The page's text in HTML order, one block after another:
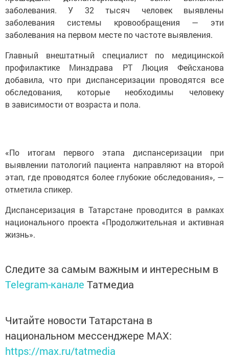
заболевания. У 32 тысяч человек выявлены
заболевания системы кровообращения — эти
заболевания на первом месте по частоте выявления.
Главный внештатный специалист по медицинской
профилактике Минздрава РТ Люция Фейсханова
добавила, что при диспансеризации проводятся все
обследования, которые необходимы человеку
в зависимости от возраста и пола.
«По итогам первого этапа диспансеризации при
выявлении патологий пациента направляют на второй
этап, где проводятся более глубокие обследования», —
отметила спикер.
Диспансеризация в Татарстане проводится в рамках
национального проекта «Продолжительная и активная
жизнь».
Следите за самым важным и интересным в
Telegram-канале Татмедиа
Читайте новости Татарстана в
национальном мессенджере MАХ:
https://max.ru/tatmedia